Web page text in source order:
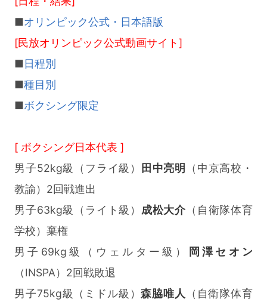
■オリンピック公式・日本語版
[民放オリンピック公式動画サイト]
■日程別
■種目別
■ボクシング限定
[ ボクシング日本代表 ]
男子52kg級（フライ級）
田中亮明
（中京高校・
教諭）2回戦進出
男子63kg級（ライト級） 成松大介 （自衛隊体育
学校）棄権
男子69kg級（ウェルター級）
岡澤セオン
（INSPA）2回戦敗退
男子75kg級（ミドル級）森脇唯人 （自衛隊体育